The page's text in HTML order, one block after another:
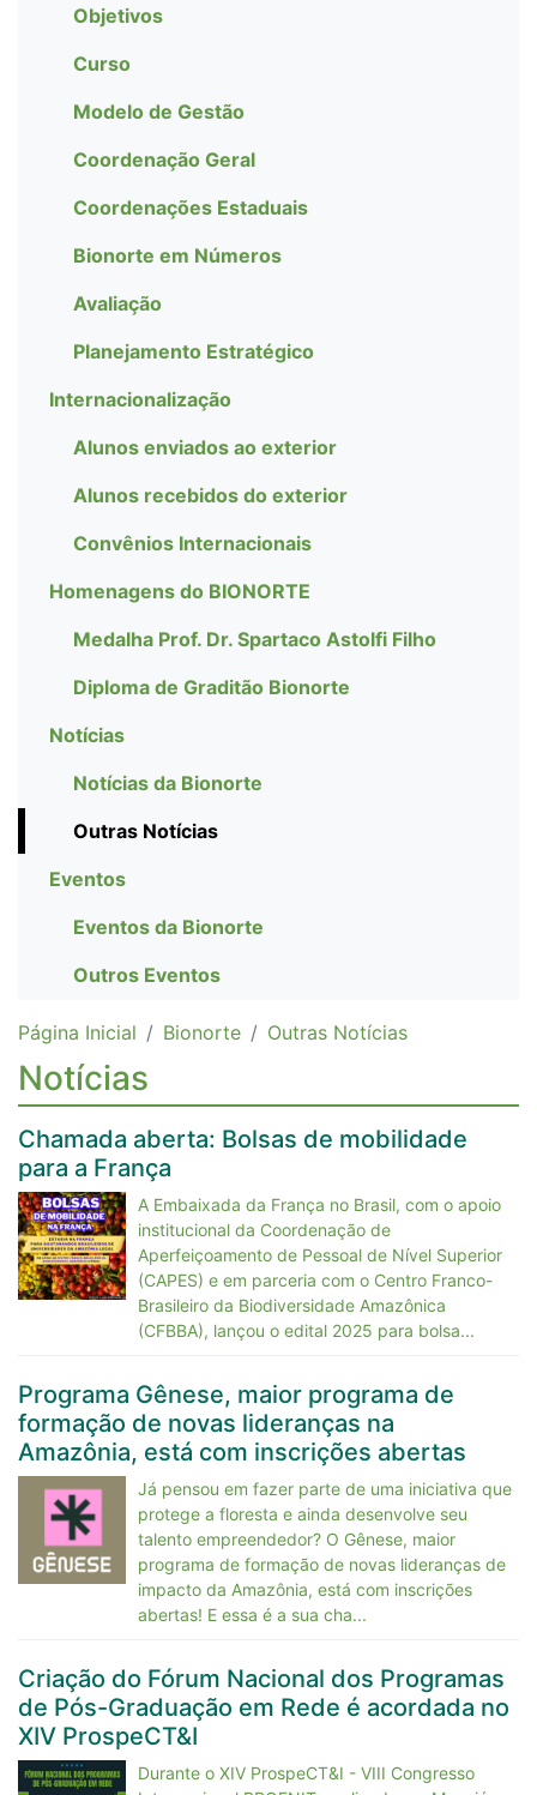
Objetivos
Curso
Modelo de Gestão
Coordenação Geral
Coordenações Estaduais
Bionorte em Números
Avaliação
Planejamento Estratégico
Internacionalização
Alunos enviados ao exterior
Alunos recebidos do exterior
Convênios Internacionais
Homenagens do BIONORTE
Medalha Prof. Dr. Spartaco Astolfi Filho
Diploma de Graditão Bionorte
Notícias
Notícias da Bionorte
Outras Notícias
Eventos
Eventos da Bionorte
Outros Eventos
Página Inicial Bionorte Outras Notícias
Notícias
Chamada aberta: Bolsas de mobilidade
para a França
A Embaixada da França no Brasil, com o apoio
institucional da Coordenação de
Aperfeiçoamento de Pessoal de Nível Superior
(CAPES) e em parceria com o Centro Franco-
Brasileiro da Biodiversidade Amazônica
(CFBBA), lançou o edital 2025 para bolsa...
Programa Gênese, maior programa de
formação de novas lideranças na
Amazônia, está com inscrições abertas
Já pensou em fazer parte de uma iniciativa que
protege a floresta e ainda desenvolve seu
talento empreendedor? O Gênese, maior
programa de formação de novas lideranças de
impacto da Amazônia, está com inscrições
abertas! E essa é a sua cha...
Criação do Fórum Nacional dos Programas
de Pós-Graduação em Rede é acordada no
XIV ProspeCT&I
Durante o XIV ProspeCT&I - VIII Congresso